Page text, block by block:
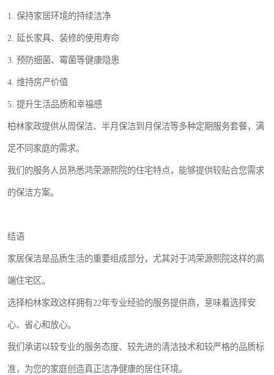
1. 保持家居环境的持续洁净
2. 延长家具、装修的使用寿命
3. 预防细菌、霉菌等健康隐患
4. 维持房产价值
5. 提升生活品质和幸福感
柏林家政提供从周保洁、半月保洁到月保洁等多种定期服务套餐，满
足不同家庭的需求。
我们的服务人员熟悉鸿荣源熙院的住宅特点，能够提供较贴合您需求
的保洁方案。
结语
家居保洁是品质生活的重要组成部分，尤其对于鸿荣源熙院这样的高
端住宅区。
选择柏林家政这样拥有22年专业经验的服务提供商，意味着选择安
心、省心和放心。
我们承诺以较专业的服务态度、较先进的清洁技术和较严格的品质标
准，为您的家庭创造真正洁净健康的居住环境。